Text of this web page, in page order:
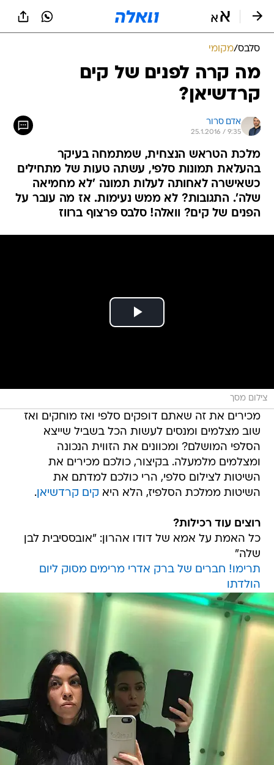
סלבס/מקומי
מה קרה לפנים של קים
קרדשיאן?
אדם סרור
25.1.2016 / 9:35
מלכת הטראש הנצחית, שמתמחה בעיקר
בהעלאת תמונות סלפי, עשתה טעות של מתחילים
כשאישרה לאחותה לעלות תמונה 'לא מחמיאה
שלה'. התגובות? לא ממש נעימות. אז מה עובר על
הפנים של קים? וואלה! סלבס פרצוף ברווז
צילום מסך
מכירים את זה שאתם דופקים סלפי ואז מוחקים ואז
שוב מצלמים ומנסים לעשות הכל בשביל שייצא
הסלפי המושלם? ומכוונים את הזווית הנכונה
ומצלמים מלמעלה. בקיצור, כולכם מכירים את
השיטות לצילום סלפי, הרי כולכם למדתם את
השיטות ממלכת הסלפיז, הלא היא קים קרדשיאן.
רוצים עוד רכילות?
כל האמת על אמא של דודו אהרון: "אובססיבית לבן
שלה"
תרימו! חברים של ברק אדרי מרימים מסוק ליום
הולדתו